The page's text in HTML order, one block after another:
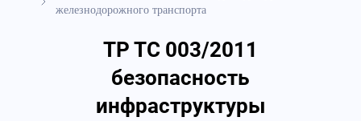
железнодорожного транспорта
ТР ТС 003/2011
безопасность
инфраструктуры